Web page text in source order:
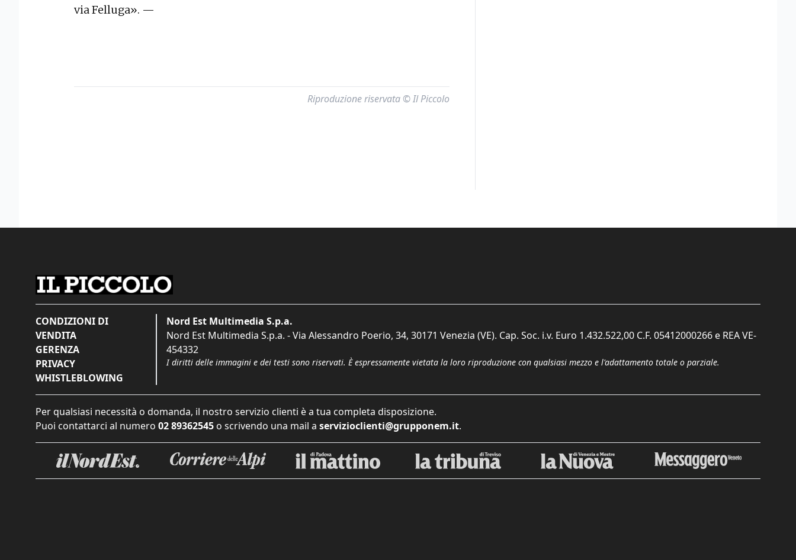
via Felluga». —
Riproduzione riservata © Il Piccolo
CONDIZIONI DI
VENDITA
GERENZA
PRIVACY
WHISTLEBLOWING
Nord Est Multimedia S.p.a.
Nord Est Multimedia S.p.a. - Via Alessandro Poerio, 34, 30171 Venezia (VE). Cap. Soc. i.v. Euro 1.432.522,00 C.F. 05412000266 e REA VE-
454332
I diritti delle immagini e dei testi sono riservati. È espressamente vietata la loro riproduzione con qualsiasi mezzo e l'adattamento totale o parziale.
Per qualsiasi necessità o domanda, il nostro servizio clienti è a tua completa disposizione.
Puoi contattarci al numero 02 89362545 o scrivendo una mail a servizioclienti@grupponem.it.